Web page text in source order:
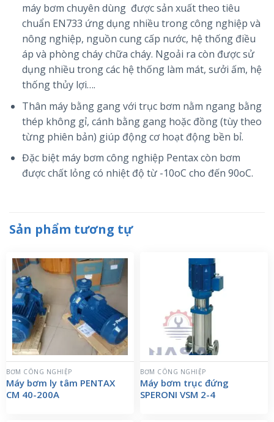
máy bơm chuyên dùng được sản xuất theo tiêu
chuẩn EN733 ứng dụng nhiều trong công nghiệp và
nông nghiệp, nguồn cung cấp nước, hệ thống điều
áp và phòng cháy chữa cháy. Ngoải ra còn được sử
dụng nhiều trong các hệ thống làm mát, sưởi ấm, hệ
thống thủy lợi….
Thân máy bằng gang với trục bơm nằm ngang bằng
thép không gỉ, cánh bằng gang hoặc đồng (tùy theo
từng phiên bản) giúp động cơ hoạt động bền bỉ.
Đặc biệt máy bơm công nghiệp Pentax còn bơm
được chất lỏng có nhiệt độ từ -10oC cho đến 90oC.
Sản phẩm tương tự
BƠM CÔNG NGHIỆP
Máy bơm ly tâm PENTAX
CM 40-200A
BƠM CÔNG NGHIỆP
Máy bơm trục đứng
SPERONI VSM 2-4